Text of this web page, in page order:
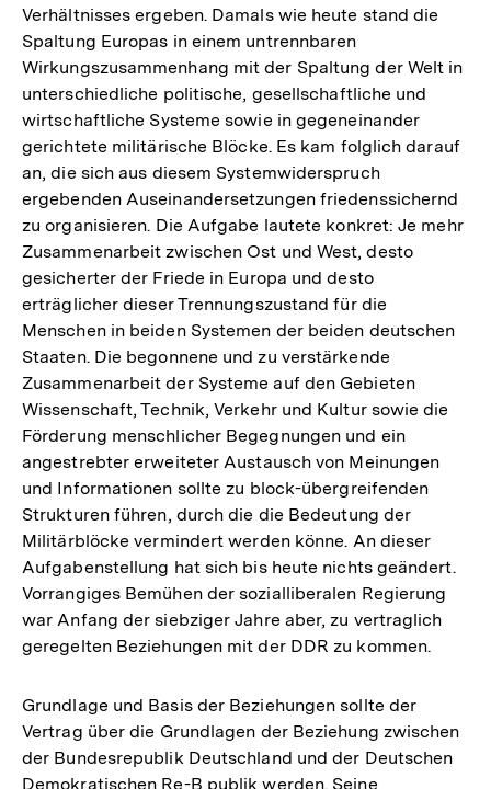
Verhältnisses ergeben. Damals wie heute stand die
Spaltung Europas in einem untrennbaren
Wirkungszusammenhang mit der Spaltung der Welt in
unterschiedliche politische, gesellschaftliche und
wirtschaftliche Systeme sowie in gegeneinander
gerichtete militärische Blöcke. Es kam folglich darauf
an, die sich aus diesem Systemwiderspruch
ergebenden Auseinandersetzungen friedenssichernd
zu organisieren. Die Aufgabe lautete konkret: Je mehr
Zusammenarbeit zwischen Ost und West, desto
gesicherter der Friede in Europa und desto
erträglicher dieser Trennungszustand für die
Menschen in beiden Systemen der beiden deutschen
Staaten. Die begonnene und zu verstärkende
Zusammenarbeit der Systeme auf den Gebieten
Wissenschaft, Technik, Verkehr und Kultur sowie die
Förderung menschlicher Begegnungen und ein
angestrebter erweiteter Austausch von Meinungen
und Informationen sollte zu block-übergreifenden
Strukturen führen, durch die die Bedeutung der
Militärblöcke vermindert werden könne. An dieser
Aufgabenstellung hat sich bis heute nichts geändert.
Vorrangiges Bemühen der sozialliberalen Regierung
war Anfang der siebziger Jahre aber, zu vertraglich
geregelten Beziehungen mit der DDR zu kommen.
Grundlage und Basis der Beziehungen sollte der
Vertrag über die Grundlagen der Beziehung zwischen
der Bundesrepublik Deutschland und der Deutschen
Demokratischen Re-B publik werden. Seine